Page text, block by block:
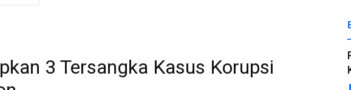
3 Tersangka Kasus Korupsi